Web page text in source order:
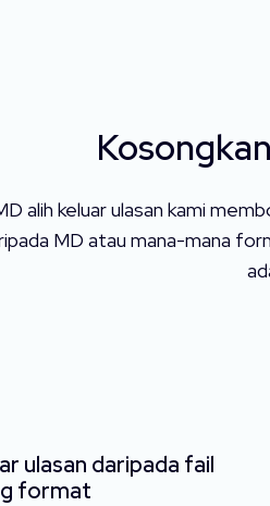
alih keluar ulasan kami
MD atau mana-mana
ulasan daripada fail
format